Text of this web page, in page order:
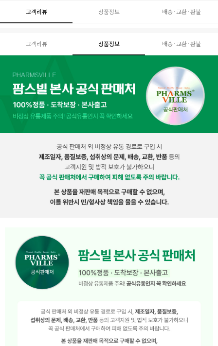
고객리뷰 상품정보 배송·교환·환불
고객리뷰 상품정보 배송·교환·환불